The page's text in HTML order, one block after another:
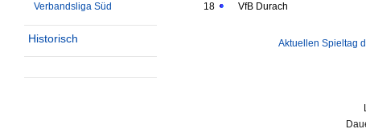
Verbandsliga Süd
Historisch
18
VfB Durach
Aktuellen Spieltag